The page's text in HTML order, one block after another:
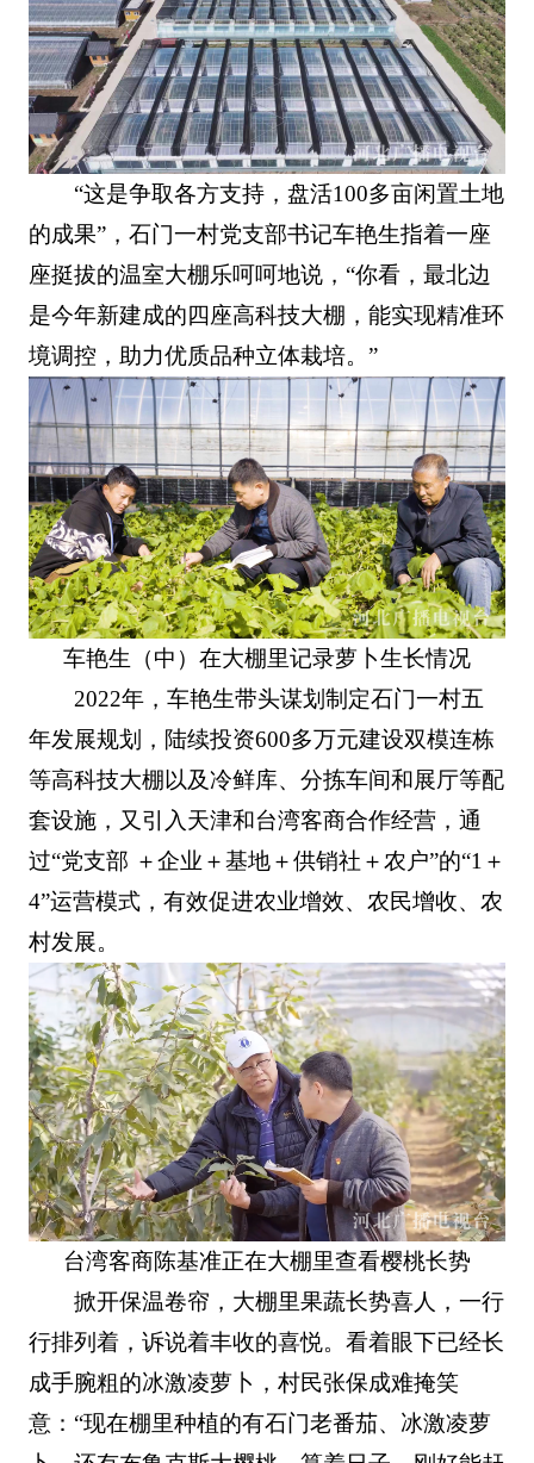
“这是争取各方支持，盘活100多亩闲置土地
的成果”，石门一村党支部书记车艳生指着一座
座挺拔的温室大棚乐呵呵地说，“你看，最北边
是今年新建成的四座高科技大棚，能实现精准环
境调控，助力优质品种立体栽培。”
车艳生（中）在大棚里记录萝卜生长情况
2022年，车艳生带头谋划制定石门一村五
年发展规划，陆续投资600多万元建设双模连栋
等高科技大棚以及冷鲜库、分拣车间和展厅等配
套设施，又引入天津和台湾客商合作经营，通
过“党支部 ＋企业＋基地＋供销社＋农户”的“1＋
4”运营模式，有效促进农业增效、农民增收、农
村发展。
台湾客商陈基准正在大棚里查看樱桃长势
掀开保温卷帘，大棚里果蔬长势喜人，一行
行排列着，诉说着丰收的喜悦。看着眼下已经长
成手腕粗的冰激凌萝卜，村民张保成难掩笑
意：“现在棚里种植的有石门老番茄、冰激凌萝